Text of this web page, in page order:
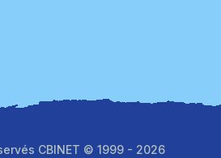
CBINET © 1999 - 2026